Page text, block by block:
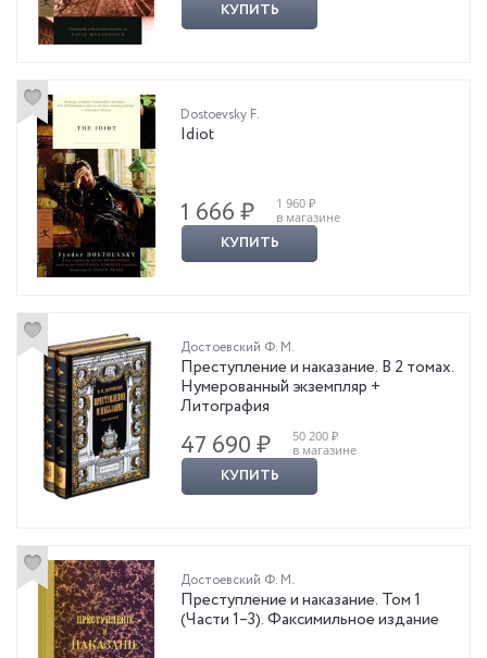
КУПИТЬ
Dostoevsky F.
Idiot
1 666 ₽
1 960 ₽
в магазине
КУПИТЬ
Достоевский Ф. М.
Преступление и наказание. В 2 томах.
Нумерованный экземпляр +
Литография
47 690 ₽
50 200 ₽
в магазине
КУПИТЬ
Достоевский Ф. М.
Преступление и наказание. Том 1
(Части 1–3). Факсимильное издание